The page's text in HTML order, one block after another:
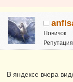
Новичок
В яндексе вчера